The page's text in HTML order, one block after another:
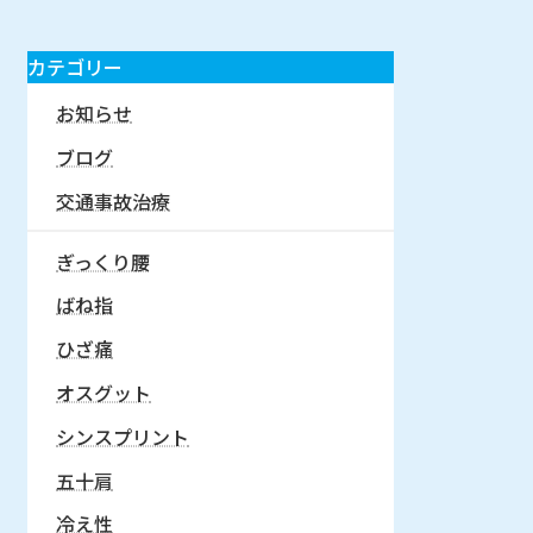
カテゴリー
お知らせ
ブログ
交通事故治療
ぎっくり腰
ばね指
ひざ痛
オスグット
シンスプリント
五十肩
冷え性